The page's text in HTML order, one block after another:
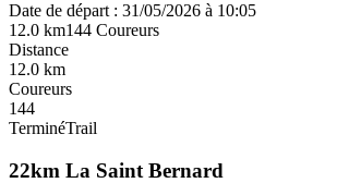
Date de départ : 31/05/2026 à 10:05
12.0 km144 Coureurs
Distance
12.0 km
Coureurs
144
TerminéTrail
22km La Saint Bernard